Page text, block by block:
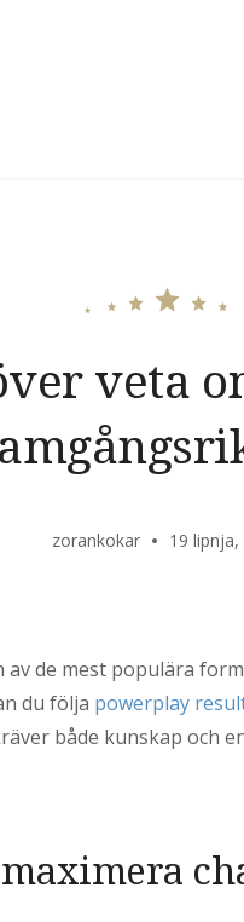
veta
zorankokar 19 lipnja,
de mest populära
du följa powerplay
både kunskap och